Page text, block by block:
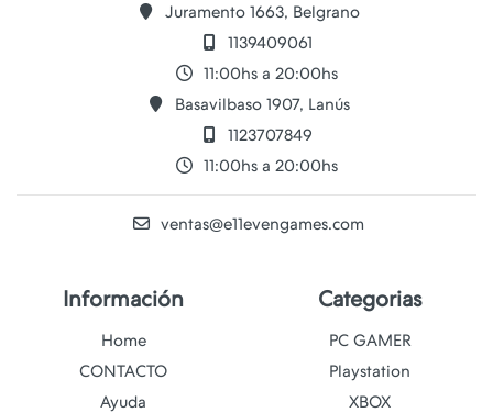
Juramento 1663, Belgrano
1139409061
11:00hs a 20:00hs
Basavilbaso 1907, Lanús
1123707849
11:00hs a 20:00hs
ventas@e11evengames.com
Información
Home
CONTACTO
Ayuda
Categorias
PC GAMER
Playstation
XBOX